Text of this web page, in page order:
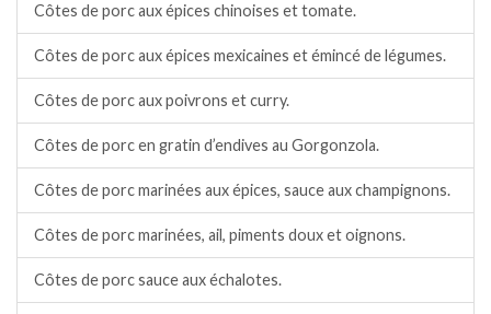
Côtes de porc aux épices chinoises et tomate.
Côtes de porc aux épices mexicaines et émincé de légumes.
Côtes de porc aux poivrons et curry.
Côtes de porc en gratin d’endives au Gorgonzola.
Côtes de porc marinées aux épices, sauce aux champignons.
Côtes de porc marinées, ail, piments doux et oignons.
Côtes de porc sauce aux échalotes.